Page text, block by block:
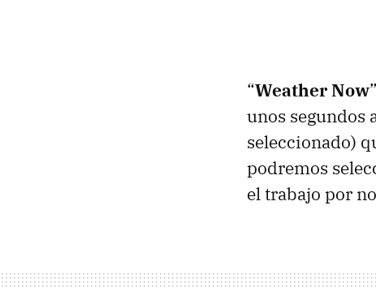
“Weather Now
unos segundos
seleccionado)
podremos
el trabajo por